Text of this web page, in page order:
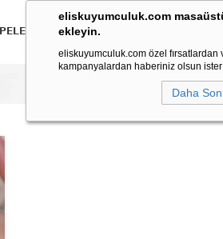
eliskuyumculuk.com
ekleyin.
eliskuyumculuk.com özel fırsatlardan
kampanyalardan haberiniz olsun
Daha
BİLEKLİKLER